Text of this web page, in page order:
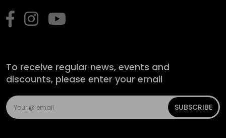
To receive regular news, events and
discounts, please enter your email
SUBSCRIBE